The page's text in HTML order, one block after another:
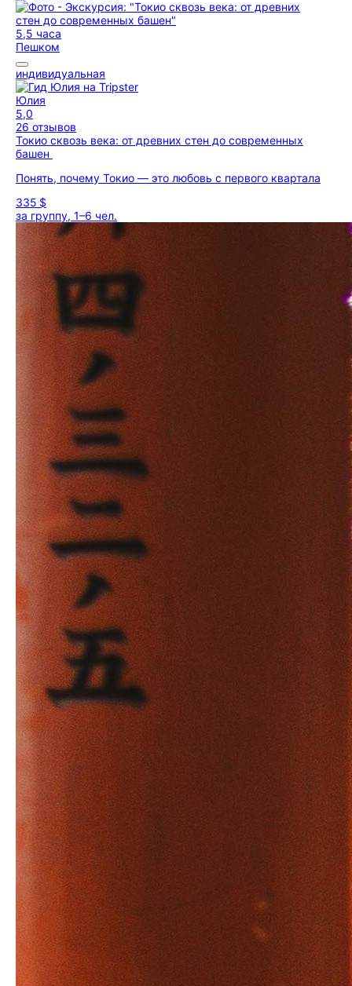
5,5 часа
Пешком
индивидуальная
Юлия
5,0
26 отзывов
Токио сквозь века: от древних стен до современных
башен
Понять, почему Токио — это любовь с первого квартала
335 $
за группу, 1–6 чел.